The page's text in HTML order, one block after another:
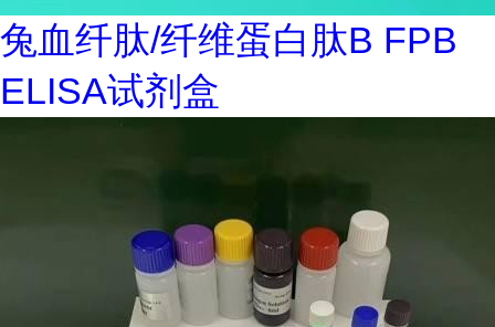
兔血纤肽/纤维蛋白肽B FPB
ELISA试剂盒